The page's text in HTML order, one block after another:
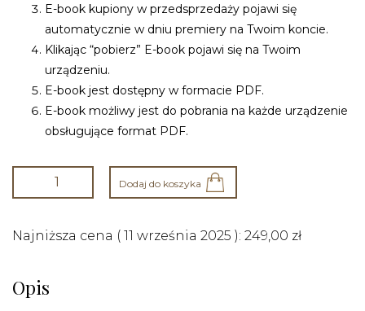
E-book kupiony w przedsprzedaży pojawi się
automatycznie w dniu premiery na Twoim koncie.
Klikając “pobierz” E-book pojawi się na Twoim
urządzeniu.
E-book jest dostępny w formacie PDF.
E-book możliwy jest do pobrania na każde urządzenie
obsługujące format PDF.
Dodaj do koszyka
Najniższa cena ( 11 września 2025 ): 249,00 zł
Opis